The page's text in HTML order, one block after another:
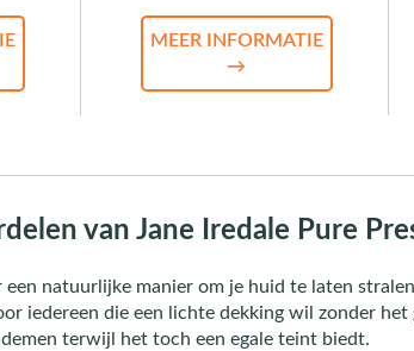
MEER INFORMATIE
→
van Jane Iredale Pure
natuurlijke manier om je huid te laten
iedereen die een lichte dekking wil zonder
terwijl het toch een egale teint biedt.